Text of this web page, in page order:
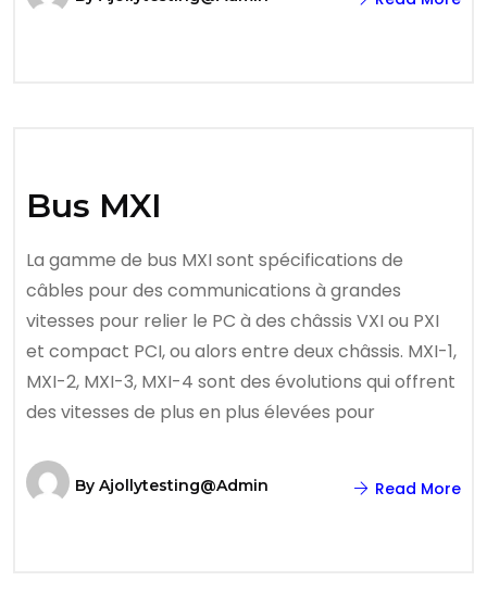
Bus MXI
La gamme de bus MXI sont spécifications de
câbles pour des communications à grandes
vitesses pour relier le PC à des châssis VXI ou PXI
et compact PCI, ou alors entre deux châssis. MXI-1,
MXI-2, MXI-3, MXI-4 sont des évolutions qui offrent
des vitesses de plus en plus élevées pour
By Ajollytesting@admin Read More